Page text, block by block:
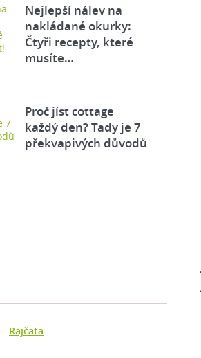
Nejlepší nálev na
nakládané okurky:
Čtyři recepty, které
musíte…
Proč jíst cottage
každý den? Tady je 7
překvapivých důvodů
Rajčata